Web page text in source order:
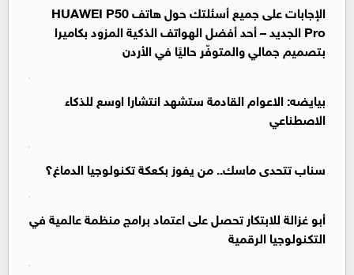
الإجابات على جميع أسئلتك حول هاتف HUAWEI P50
Pro الجديد – أحد أفضل الهواتف الذكية المزود بكاميرا
بتصميم جمالي والمتوفّر حاليًا في الأردن
بيايضه: الاعوام القادمة ستشهد انتشارا اوسع للذكاء
الاصطناعي
سناب تتحدى ماسك.. من يفوز بكعكة تكنولوجيا الدماغ؟
أبو غزالة للابتكار تحصل على اعتماد برامج منظمة عالمية في
التكنولوجيا الرقمية